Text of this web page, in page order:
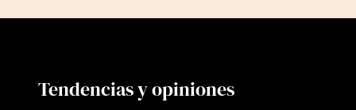
Tendencias y opiniones